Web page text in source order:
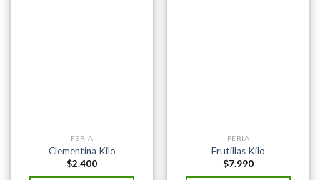
FERIA
Clementina Kilo
$2.400
FERIA
Frutillas Kilo
$7.990